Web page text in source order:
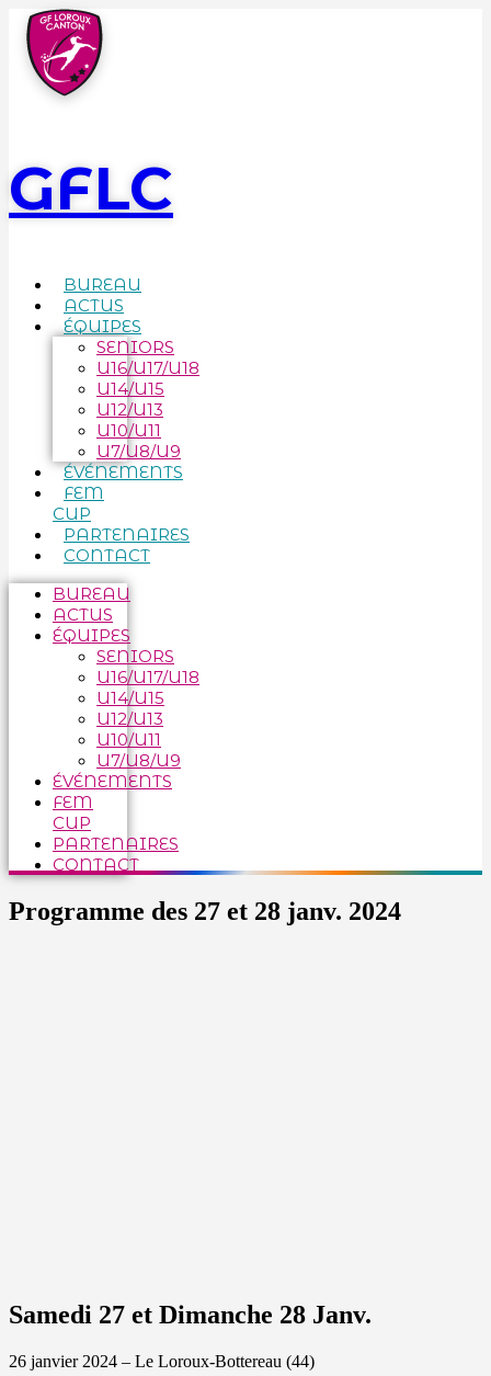
GFLC
BUREAU
ACTUS
ÉQUIPES
SENIORS
U16/U17/U18
U14/U15
U12/U13
U10/U11
U7/U8/U9
ÉVÉNEMENTS
FEM
CUP
PARTENAIRES
CONTACT
BUREAU
ACTUS
ÉQUIPES
SENIORS
U16/U17/U18
U14/U15
U12/U13
U10/U11
U7/U8/U9
ÉVÉNEMENTS
FEM
CUP
PARTENAIRES
CONTACT
Programme des 27 et 28 janv. 2024
Samedi 27 et Dimanche 28 Janv.
26 janvier 2024 – Le Loroux-Bottereau (44)